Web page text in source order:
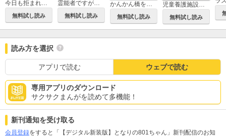
無料試し読み 無料試し読み 無料試し読み 無料試し読み
読み方を選択
アプリで読む ウェブで読む
専用アプリのダウンロード
サクサクまんがを読めて多機能！
新刊通知を受け取る
会員登録をすると「【デジタル新装版】となりの801ちゃん」新刊配信のお知